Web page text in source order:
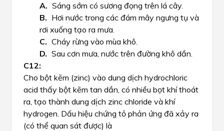
Sáng sớm có sương đọng trên lá cây.
Hơi nước trong các đám mây ngưng tụ và
rơi xuống tạo ra mưa.
Cháy rừng vào mùa khô.
Sau cơn mưa, nước trên đường khô dần.
Cho bột kẽm (zinc) vào dung dịch hydrochloric
acid thấy bột kẽm tan dần, có nhiều bọt khí thoát
ra, tạo thành dung dịch zinc chloride và khí
hydrogen. Dấu hiệu chứng tỏ phản ứng đã xảy ra
(có thể quan sát được) là